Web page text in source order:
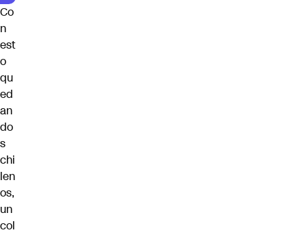
Co
n
est
o
qu
ed
an
do
s
chi
len
os,
un
col